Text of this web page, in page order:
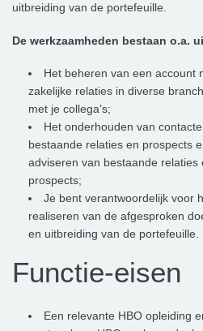
uitbreiding van de portefeuille.
De werkzaamheden bestaan o.a.
Het beheren van een account
zakelijke relaties in diverse
met je collega’s;
Het onderhouden van
bestaande relaties en prospects
adviseren van bestaande relaties
prospects;
Je bent verantwoordelijk voor
realiseren van de afgesproken
en uitbreiding van de portefeuille.
Functie-eisen
Een relevante HBO opleiding